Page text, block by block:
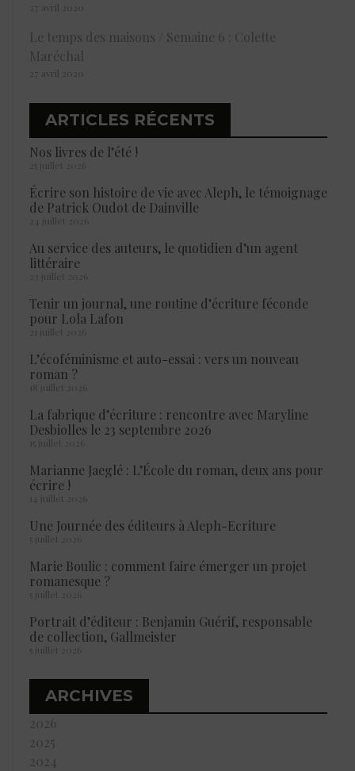
27 avril 2020
Le temps des maisons / Semaine 6 : Colette
Maréchal
27 avril 2020
ARTICLES RÉCENTS
Nos livres de l’été !
25 juillet 2026
Écrire son histoire de vie avec Aleph, le témoignage
de Patrick Oudot de Dainville
24 juillet 2026
Au service des auteurs, le quotidien d’un agent
littéraire
23 juillet 2026
Tenir un journal, une routine d’écriture féconde
pour Lola Lafon
21 juillet 2026
L’écoféminisme et auto-essai : vers un nouveau
roman ?
18 juillet 2026
La fabrique d’écriture : rencontre avec Maryline
Desbiolles le 23 septembre 2026
15 juillet 2026
Marianne Jaeglé : L’École du roman, deux ans pour
écrire !
14 juillet 2026
Une Journée des éditeurs à Aleph-Ecriture
5 juillet 2026
Marie Boulic : comment faire émerger un projet
romanesque ?
5 juillet 2026
Portrait d’éditeur : Benjamin Guérif, responsable
de collection, Gallmeister
5 juillet 2026
ARCHIVES
2026
2025
2024